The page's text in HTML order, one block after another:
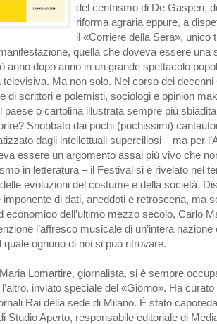
del centrismo di De Gasperi,
riforma agraria eppure, a
il «Corriere della Sera», unico
quella che doveva essere una
anno dopo anno in un grande spettacolo
televisiva. Ma non solo. Nel corso dei
di scrittori e polemisti, sociologi e opinion
paese o cartolina illustrata sempre più
Snobbato dai pochi (pochissimi)
dagli intellettuali superciliosi – ma per
essere un argomento assai più vivo che
in letteratura – il Festival si è rivelato nel
evoluzioni del costume e della società.
di dati, aneddoti e retroscena, ma
economico dell’ultimo mezzo secolo, Carlo
l’affresco musicale di un’intera
ognuno di noi si può ritrovare.
Lomartire, giornalista, si è sempre
inviato speciale del «Giorno». Ha
Rai della sede di Milano. È stato
Studio Aperto, responsabile editoriale di